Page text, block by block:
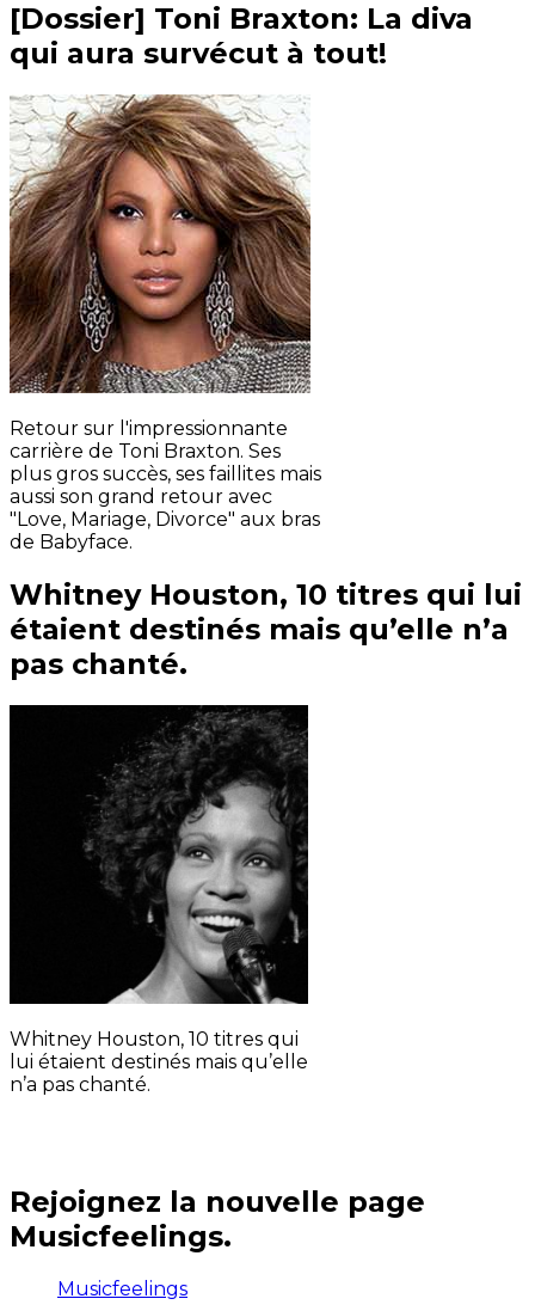
[Dossier] Toni Braxton: La diva
qui aura survécut à tout!
Retour sur l'impressionnante
carrière de Toni Braxton. Ses
plus gros succès, ses faillites mais
aussi son grand retour avec
"Love, Mariage, Divorce" aux bras
de Babyface.
Whitney Houston, 10 titres qui lui
étaient destinés mais qu’elle n’a
pas chanté.
Whitney Houston, 10 titres qui
lui étaient destinés mais qu’elle
n’a pas chanté.
Rejoignez la nouvelle page
Musicfeelings.
Musicfeelings